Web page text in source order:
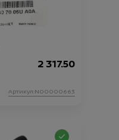
2 317.50
Артикул:N00000663